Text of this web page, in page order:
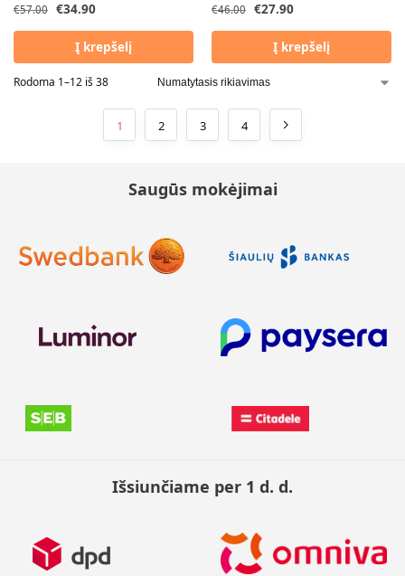
€57.00 €34.90
Į krepšelį
€46.00 €27.90
Į krepšelį
Rodoma 1–12 iš 38
1 2 3 4
Saugūs mokėjimai
Išsiunčiame per 1 d. d.